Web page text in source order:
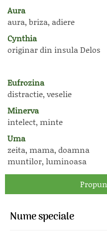
Aura
aura, briza, adiere
Cynthia
originar din insula Delos
Eufrozina
distractie, veselie
Minerva
intelect, minte
Uma
zeita, mama, doamna
muntilor, luminoasa
Nume speciale